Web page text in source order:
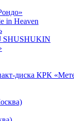
in Heaven
SHUSHUKIN
диска КРК